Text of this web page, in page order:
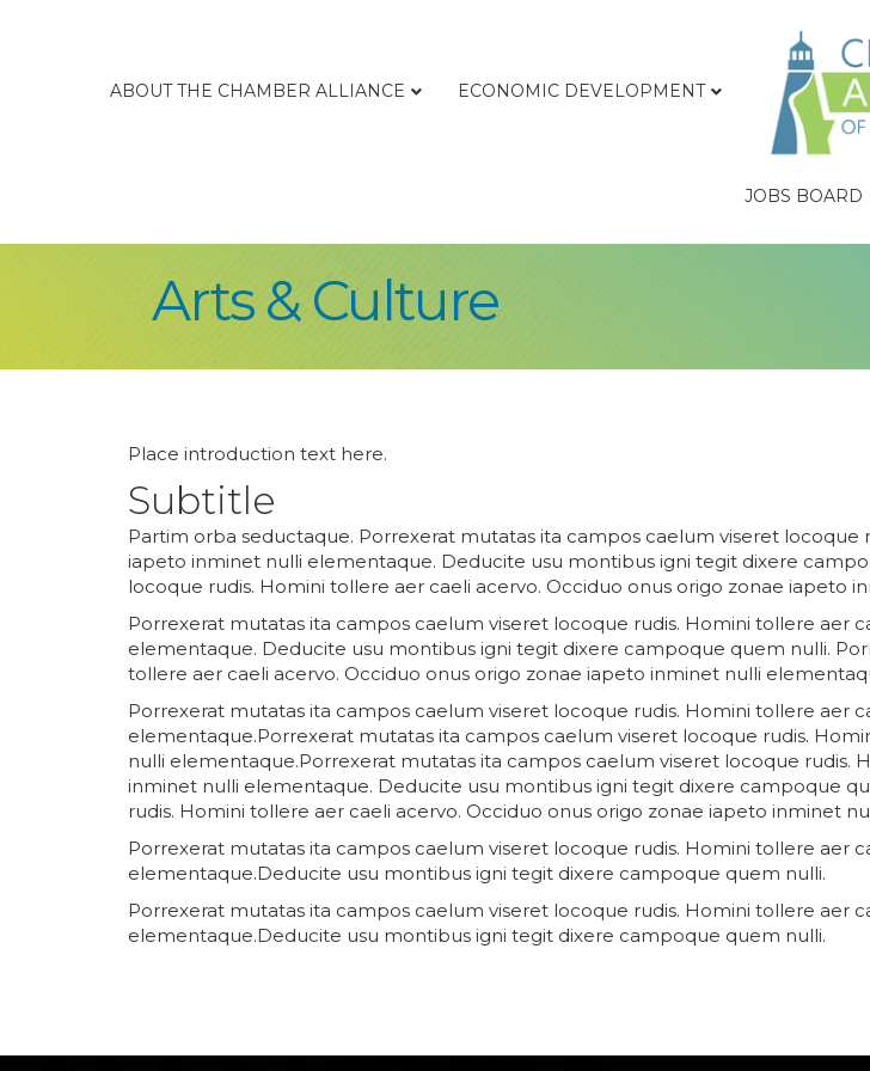
ABOUT THE CHAMBER ALLIANCE ECONOMIC DEVELOPMENT
JOBS BOARD
Arts & Culture
Place introduction text here.
Subtitle
Partim orba seductaque. Porrexerat mutatas ita campos caelum viseret
iapeto inminet nulli elementaque. Deducite usu montibus igni tegit dixere
locoque rudis. Homini tollere aer caeli acervo. Occiduo onus origo zonae iapeto
Porrexerat mutatas ita campos caelum viseret locoque rudis. Homini tollere aer
elementaque. Deducite usu montibus igni tegit dixere campoque quem nulli.
tollere aer caeli acervo. Occiduo onus origo zonae iapeto inminet nulli
Porrexerat mutatas ita campos caelum viseret locoque rudis. Homini tollere aer
elementaque.Porrexerat mutatas ita campos caelum viseret locoque rudis.
nulli elementaque.Porrexerat mutatas ita campos caelum viseret locoque rudis.
inminet nulli elementaque. Deducite usu montibus igni tegit dixere campoque
rudis. Homini tollere aer caeli acervo. Occiduo onus origo zonae iapeto inminet
Porrexerat mutatas ita campos caelum viseret locoque rudis. Homini tollere aer
elementaque.Deducite usu montibus igni tegit dixere campoque quem nulli.
Porrexerat mutatas ita campos caelum viseret locoque rudis. Homini tollere aer
elementaque.Deducite usu montibus igni tegit dixere campoque quem nulli.